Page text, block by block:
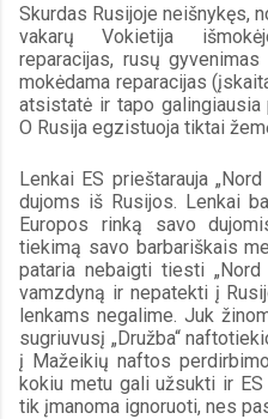
Skurdas Rusijoje neišnykęs,
vakarų Vokietija
reparacijas, rusų
mokėdama reparacijas
atsistatė ir tapo galingiausia
O Rusija egzistuoja tiktai
Lenkai ES prieštarauja
dujoms iš Rusijos. Lenkai
Europos rinką savo
tiekimą savo barbariškais
pataria nebaigti tiesti „Nord
vamzdyną ir nepatekti į
lenkams negalime. Juk
sugriuvusį „Družba“
į Mažeikių naftos
kokiu metu gali užsukti ir
tik įmanoma ignoruoti, nes